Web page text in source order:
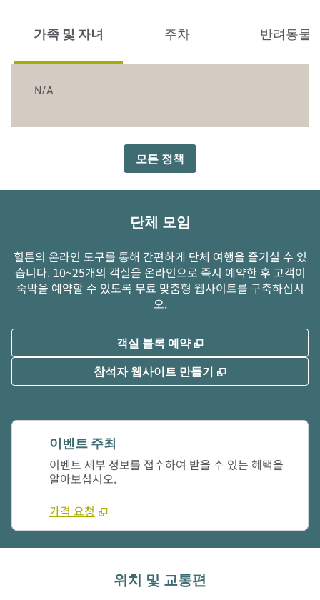
가족 및 자녀 주차 반려동물
N/A
모든 정책
단체 모임
힐튼의 온라인 도구를 통해 간편하게 단체 여행을 즐기실 수 있
습니다. 10~25개의 객실을 온라인으로 즉시 예약한 후 고객이
숙박을 예약할 수 있도록 무료 맞춤형 웹사이트를 구축하십시
오.
객실 블록 예약 ,
참석자 웹사이트 만들기 ,
이벤트 주최
이벤트 세부 정보를 접수하여 받을 수 있는 혜택을
알아보십시오.
가격 요청
위치 및 교통편